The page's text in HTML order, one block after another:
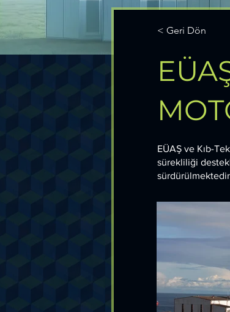
< Geri Dön
EÜAŞ ve Kıb-
sürekliliği